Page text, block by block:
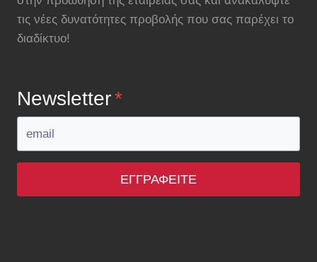
YOUR
DIGITAL
τις νέες δυνατότητες προβολής που σας παρέχει το
διαδίκτυο!
Newsletter*
ΕΓΓΡΑΦΕΊΤΕ